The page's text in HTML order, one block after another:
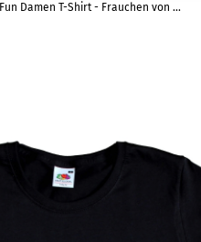
Fun Damen T-Shirt - Frauchen von ...